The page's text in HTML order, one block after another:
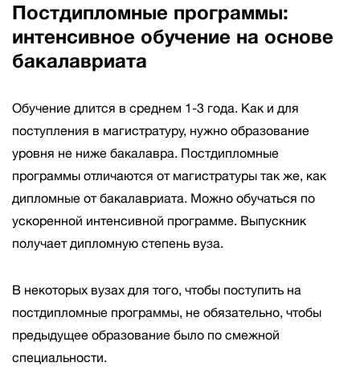
Постдипломные программы:
интенсивное обучение на основе
бакалавриата
Обучение длится в среднем 1-3 года. Как и для
поступления в магистратуру, нужно образование
уровня не ниже бакалавра. Постдипломные
программы отличаются от магистратуры так же, как
дипломные от бакалавриата. Можно обучаться по
ускоренной интенсивной программе. Выпускник
получает дипломную степень вуза.
В некоторых вузах для того, чтобы поступить на
постдипломные программы, не обязательно, чтобы
предыдущее образование было по смежной
специальности.